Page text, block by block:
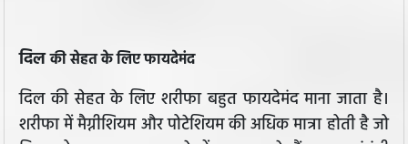
दिलकी सेहत के लिएफायदेमंद
दिल की सेहत के लिए शरीफा बहुत फायदेमंद माना जाता है।
शरीफा में मैग्नीशियम और पोटेशियम की अधिक मात्रा होती है जो